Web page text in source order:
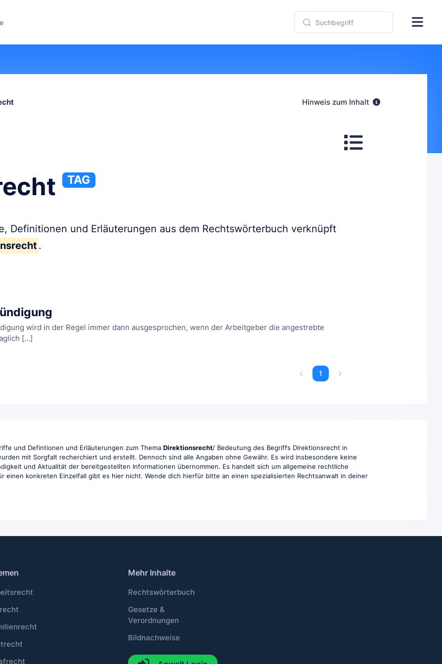
Hinweis zum Inhalt
TAG
Definitionen und Erläuterungen aus dem Rechtswörterbuch verknüpft
.
wird in der Regel immer dann ausgesprochen, wenn der Arbeitgeber die angestrebte
[...]
1
und Defintionen und Erläuterungen zum ThemaDirektionsrecht/ Bedeutung des Begriffs Direktionsrecht in
mit Sorgfalt recherchiert und erstellt. Dennoch sind alle Angaben ohne Gewähr. Es wird insbesondere keine
und Aktualität der bereitgestellten Informationen übernommen. Es handelt sich um allgemeine rechtliche
einen konkreten Einzelfall gibt es hier nicht. Wende dich hierfür bitte an einen spezialisierten Rechtsanwalt in deiner
Mehr Inhalte
Rechtswörterbuch
Gesetze &
Verordnungen
Bildnachweise